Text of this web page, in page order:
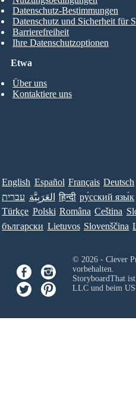
Etwa
Über uns
Kontaktiere uns
Datenschutz-Bestimmungen
Datenschutz und Sicherheit für
Barrierefreiheit
Ihre Datenschutzoptionen
English Español Français Deutsch
עברית العَرَبِيَّة हिन्दी ру́сский язы́к
Türkçe Polski Româna Ceština
български Lietuvos Slovenščina
© 2026 - Clever
vorbehalten.
StoryboardThat
LLCund beim